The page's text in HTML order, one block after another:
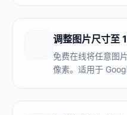
调整图片尺寸至
免费在线将任意图
像素。适用于